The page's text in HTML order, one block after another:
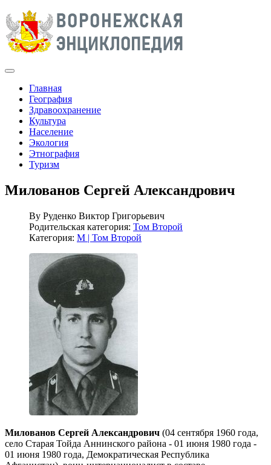
Главная
География
Здравоохранение
Культура
Население
Экология
Этнография
Туризм
Милованов Сергей Александрович
By Руденко Виктор Григорьевич
Родительская категория: Том Второй
Категория: М | Том Второй
Милованов Сергей Александрович (04 сентября 1960 года,
село Старая Тойда Аннинского района - 01 июня 1980 года -
01 июня 1980 года, Демократическая Республика